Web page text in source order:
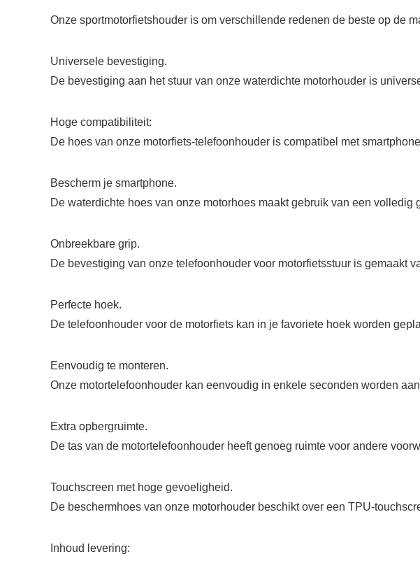
Onze sportmotorfietshouder is om verschillende redenen de beste op de
Universele bevestiging.
De bevestiging aan het stuur van onze waterdichte motorhouder is
Hoge compatibiliteit:
De hoes van onze motorfiets-telefoonhouder is compatibel met
Bescherm je smartphone.
De waterdichte hoes van onze motorhoes maakt gebruik van een
Onbreekbare grip.
De bevestiging van onze telefoonhouder voor motorfietsstuur is gemaakt
Perfecte hoek.
De telefoonhouder voor de motorfiets kan in je favoriete hoek worden
Eenvoudig te monteren.
Onze motortelefoonhouder kan eenvoudig in enkele seconden worden
Extra opbergruimte.
De tas van de motortelefoonhouder heeft genoeg ruimte voor andere
Touchscreen met hoge gevoeligheid.
De beschermhoes van onze motorhouder beschikt over een TPU-
Inhoud levering: